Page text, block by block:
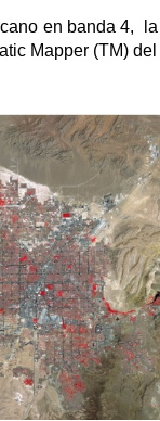
en banda 4,
Mapper (TM)